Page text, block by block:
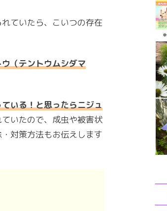
ていたら、こいつの存在
（テントウムシダマ
いる！と思ったらニジュ
いたので、成虫や被害状
対策方法もお伝えします